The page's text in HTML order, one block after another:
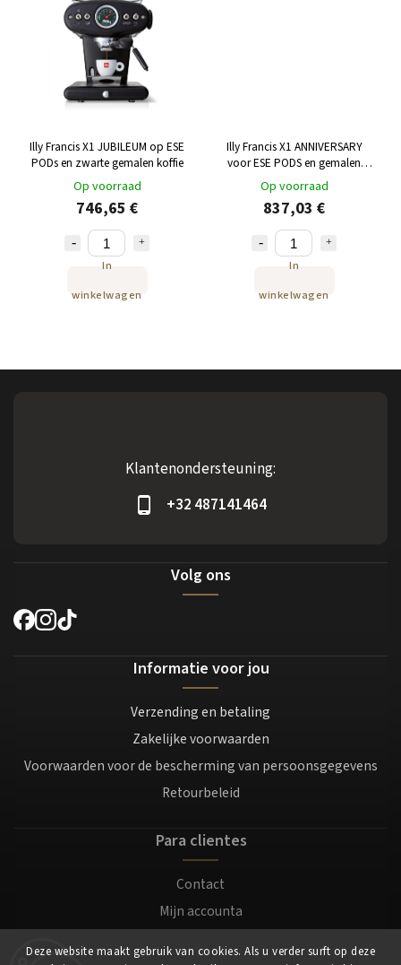
Deze website maakt gebruik van cookies. Als u verder surft op deze
Illy Francis X1 JUBILEUM op ESE
PODs en zwarte gemalen koffie
Op voorraad
746,65 €
In
winkelwagen
Illy Francis X1 ANNIVERSARY
voor ESE PODS en gemalen
koffie, roestvrij staal
Op voorraad
837,03 €
In
winkelwagen
Klantenondersteuning:
+32 487141464
Volg ons
Informatie voor jou
Verzending en betaling
Zakelijke voorwaarden
Voorwaarden voor de bescherming van persoonsgegevens
Retourbeleid
Para clientes
Contact
Mijn accounta